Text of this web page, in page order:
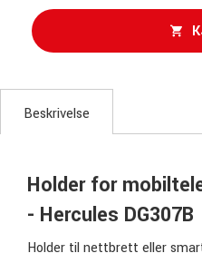
Beskrivelse
Holder for
- Hercules DG307B
Holder til nettbrett eller